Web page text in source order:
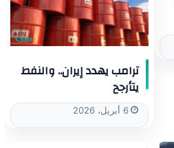
ترامب يهدد إيران.. والنفط
يتأرجح
6 أبريل، 2026